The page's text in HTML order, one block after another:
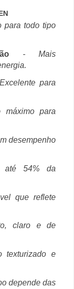
para todo tipo
-Mais
Excelente para
máximo para
desempenho
até 54% da
que reflete
claro e de
texturizado e
depende das